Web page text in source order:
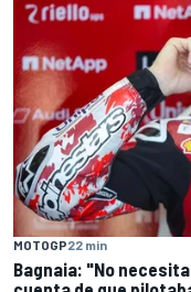
MOTOGP22 min
Bagnaia: "No